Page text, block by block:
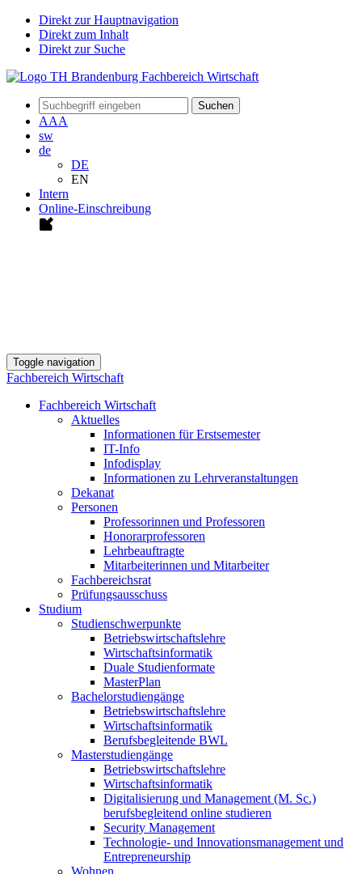
Direkt zur Hauptnavigation
Direkt zum Inhalt
Direkt zur Suche
Suchen
AAA
sw
de
DE
EN
Intern
Online-Einschreibung
Toggle navigation
Fachbereich Wirtschaft
Fachbereich Wirtschaft
Aktuelles
Informationen für Erstsemester
IT-Info
Infodisplay
Informationen zu Lehrveranstaltungen
Dekanat
Personen
Professorinnen und Professoren
Honorarprofessoren
Lehrbeauftragte
Mitarbeiterinnen und Mitarbeiter
Fachbereichsrat
Prüfungsausschuss
Studium
Studienschwerpunkte
Betriebswirtschaftslehre
Wirtschaftsinformatik
Duale Studienformate
MasterPlan
Bachelorstudiengänge
Betriebswirtschaftslehre
Wirtschaftsinformatik
Berufsbegleitende BWL
Masterstudiengänge
Betriebswirtschaftslehre
Wirtschaftsinformatik
Digitalisierung und Management (M. Sc.)
berufsbegleitend online studieren
Security Management
Technologie- und Innovationsmanagement und
Entrepreneurship
Wohnen